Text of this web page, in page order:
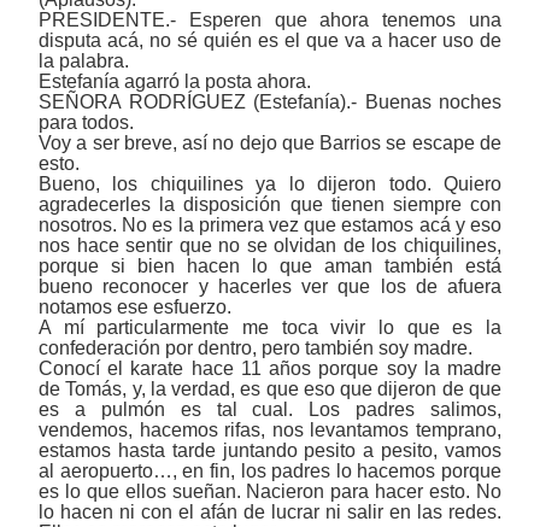
PRESIDENTE.- Esperen que ahora tenemos una
disputa acá, no sé quién es el que va a hacer uso de
la palabra.
Estefanía agarró la posta ahora.
SEÑORA RODRÍGUEZ (Estefanía).- Buenas noches
para todos.
Voy a ser breve, así no dejo que Barrios se escape de
esto.
Bueno, los chiquilines ya lo dijeron todo. Quiero
agradecerles la disposición que tienen siempre con
nosotros. No es la primera vez que estamos acá y eso
nos hace sentir que no se olvidan de los chiquilines,
porque si bien hacen lo que aman también está
bueno reconocer y hacerles ver que los de afuera
notamos ese esfuerzo.
A mí particularmente me toca vivir lo que es la
confederación por dentro, pero también soy madre.
Conocí el karate hace 11 años porque soy la madre
de Tomás, y, la verdad, es que eso que dijeron de que
es a pulmón es tal cual. Los padres salimos,
vendemos, hacemos rifas, nos levantamos temprano,
estamos hasta tarde juntando pesito a pesito, vamos
al aeropuerto…, en fin, los padres lo hacemos porque
es lo que ellos sueñan. Nacieron para hacer esto. No
lo hacen ni con el afán de lucrar ni salir en las redes.